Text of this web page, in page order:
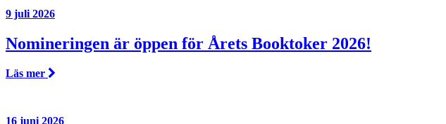
9 juli 2026
Nomineringen är öppen för Årets Booktoker 2026!
Läs mer
16 juni 2026